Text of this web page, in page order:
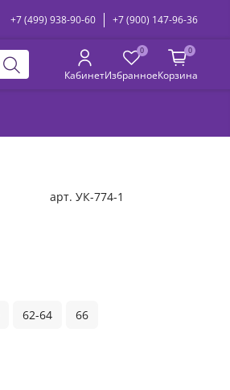
+7 (499) 938-90-60 +7 (900) 147-96-36
Кабинет
0
Избранное
0
Корзина
арт. УК-774-1
62-64 66